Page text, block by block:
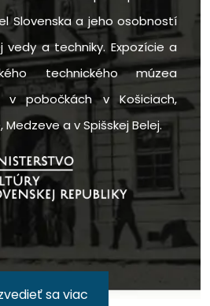
Slovenska a jeho osobností
vedy a techniky. Expozície a
technického múzea
pobočkách v Košiciach,
Medzeve a v Spišskej Belej.
sa viac